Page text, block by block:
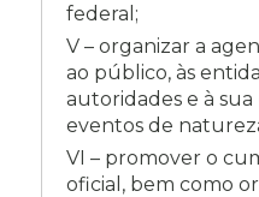
federal;
V – organizar a
ao público, às
autoridades e à
eventos de
VI – promover o
oficial, bem como